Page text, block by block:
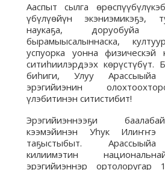
Ааспыт сылга
үбүлүөйүн экэниэмикэҕэ,
наукаҕа, доруобуйа
бырамыысалыннаска,
успуорка уонна физическэй
ситиһиилэрдээх
биһиги, Улуу
эрэгийиэнин
үлэбитинэн ситистибит!
Эрэгийиэннээҕи
кээмэйинэн Уһук Илиҥҥэ
таҕыстыбыт. Арассыыйа
килиимэтин
эрэгийиэннэр